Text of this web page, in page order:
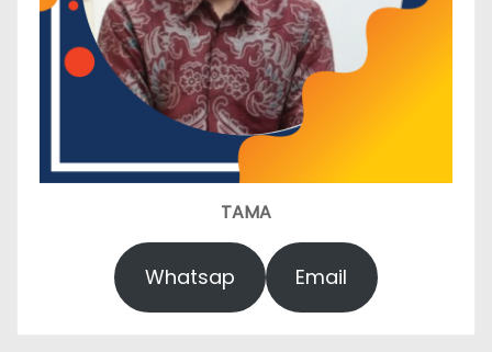
TAMA
Whatsap Email